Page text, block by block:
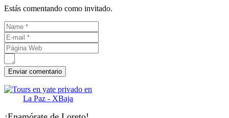
Estás comentando como invitado.